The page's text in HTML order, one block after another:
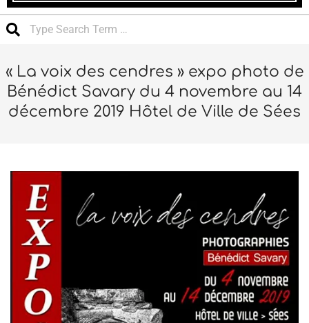
« La voix des cendres » expo photo de
Bénédict Savary du 4 novembre au 14
décembre 2019 Hôtel de Ville de Sées